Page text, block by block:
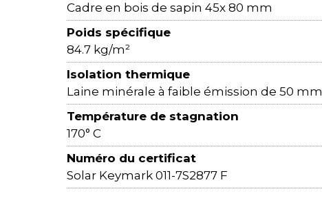
Cadre en bois de sapin 45x 80 mm
Poids spécifique
84.7 kg/m²
Isolation thermique
Laine minérale à faible émission de 50 mm
Température de stagnation
170° C
Numéro du certificat
Solar Keymark 011-7S2877 F